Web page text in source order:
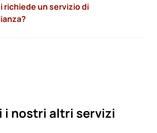
richiede un servizio di
i nostri altri servizi